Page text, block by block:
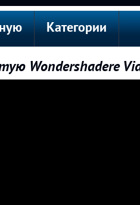
Категории
Wondershadere